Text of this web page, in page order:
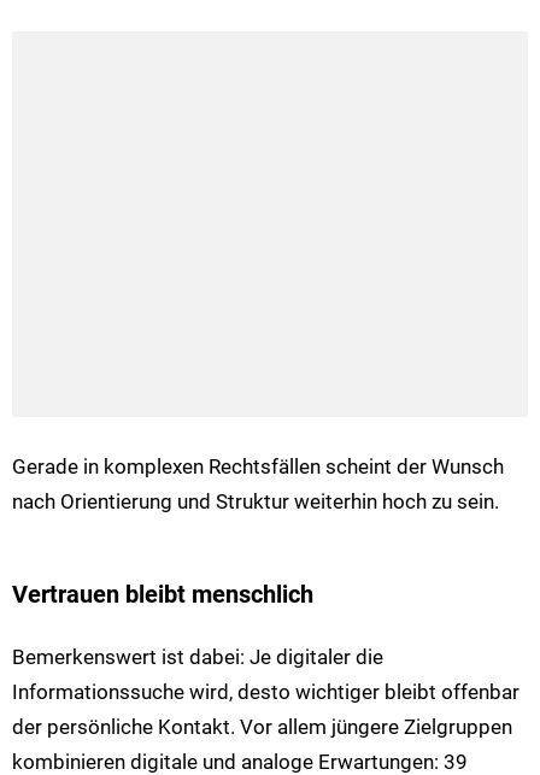
Gerade in komplexen Rechtsfällen scheint der Wunsch
nach Orientierung und Struktur weiterhin hoch zu sein.
Vertrauen bleibt menschlich
Bemerkenswert ist dabei: Je digitaler die
Informationssuche wird, desto wichtiger bleibt offenbar
der persönliche Kontakt. Vor allem jüngere Zielgruppen
kombinieren digitale und analoge Erwartungen: 39